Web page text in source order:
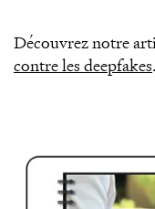
Découvrez notre
contre les deepfakes.